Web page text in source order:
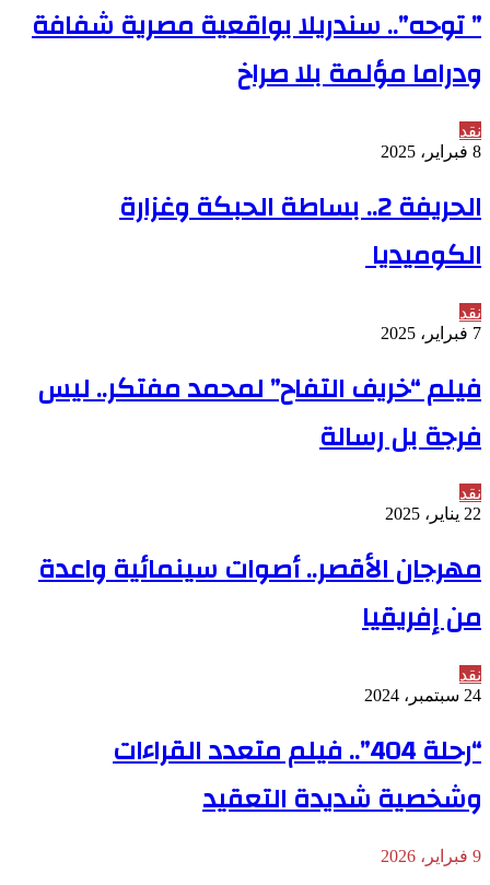
” توحه”.. سندريلا بواقعية مصرية شفافة
ودراما مؤلمة بلا صراخ
نقد
8 فبراير، 2025
الحريفة 2.. بساطة الحبكة وغزارة
الكوميديا
نقد
7 فبراير، 2025
فيلم “خريف التفاح” لمحمد مفتكر.. ليس
فرجة بل رسالة
نقد
22 يناير، 2025
مهرجان الأقصر.. أصوات سينمائية واعدة
من إفريقيا
نقد
24 سبتمبر، 2024
“رحلة 404”.. فيلم متعدد القراءات
وشخصية شديدة التعقيد
9 فبراير، 2026